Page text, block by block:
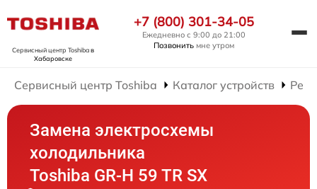
Сервисный центр Toshibaв
Хабаровске
+7 (800) 301-34-05
Ежедневно с 9:00 до 21:00
Позвонить мне утром
Сервисный центр Toshiba Каталог устройств
Замена электросхемы
холодильника
Toshiba GR-H 59 TR SX